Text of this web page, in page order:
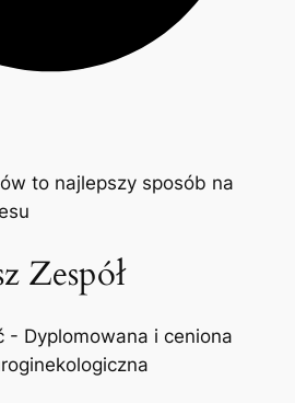
to najlepszy sposób na
Zespół